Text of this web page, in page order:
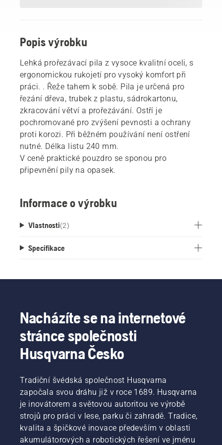
Popis výrobku
Lehká prořezávací pila z vysoce kvalitní oceli, s
ergonomickou rukojetí pro vysoký komfort při
práci. . Řeže tahem k sobě. Pila je určená pro
řezání dřeva, trubek z plastu, sádrokartonu,
zkracování větví a prořezávání. Ostří je
pochromované pro zvýšení pevnosti a ochrany
proti korozi. Při běžném používání není ostření
nutné. Délka listu 240 mm.
V ceně praktické pouzdro se sponou pro
připevnění pily na opasek.
Informace o výrobku
Vlastnosti(2)
Specifikace
Nacházíte se na internetové
stránce společnosti
Husqvarna Česko
Tradiční švédská společnost Husqvarna
započala svou dráhu již v roce 1689. Husqvarna
je inovátorem a světovou autoritou ve výrobě
strojů pro práci v lese, parku či zahradě. Tradice,
kvalita a špičkové inovace především v oblasti
akumulátorových a robotických řešení ve jménu